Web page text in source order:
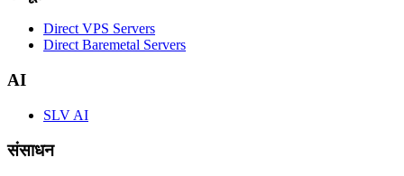
Direct VPS Servers
Direct Baremetal Servers
AI
SLV AI
संसाधन